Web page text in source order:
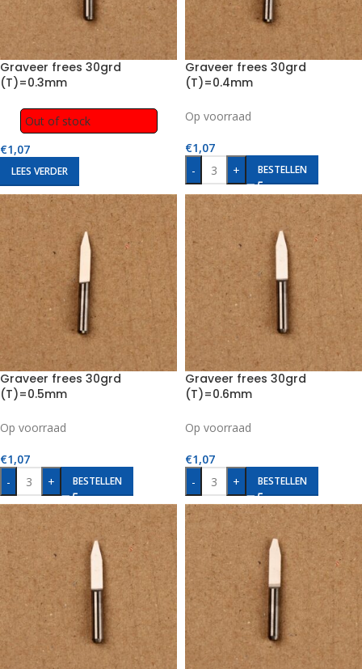
Graveer frees 30grd
(T)=0.3mm
Out of stock
€1,07
LEES VERDER
Graveer frees 30grd
(T)=0.4mm
Op voorraad
€1,07
-
+ BESTELLEN
Graveer frees 30grd
(T)=0.5mm
Op voorraad
€1,07
-
+ BESTELLEN
Graveer frees 30grd
(T)=0.6mm
Op voorraad
€1,07
-
+ BESTELLEN